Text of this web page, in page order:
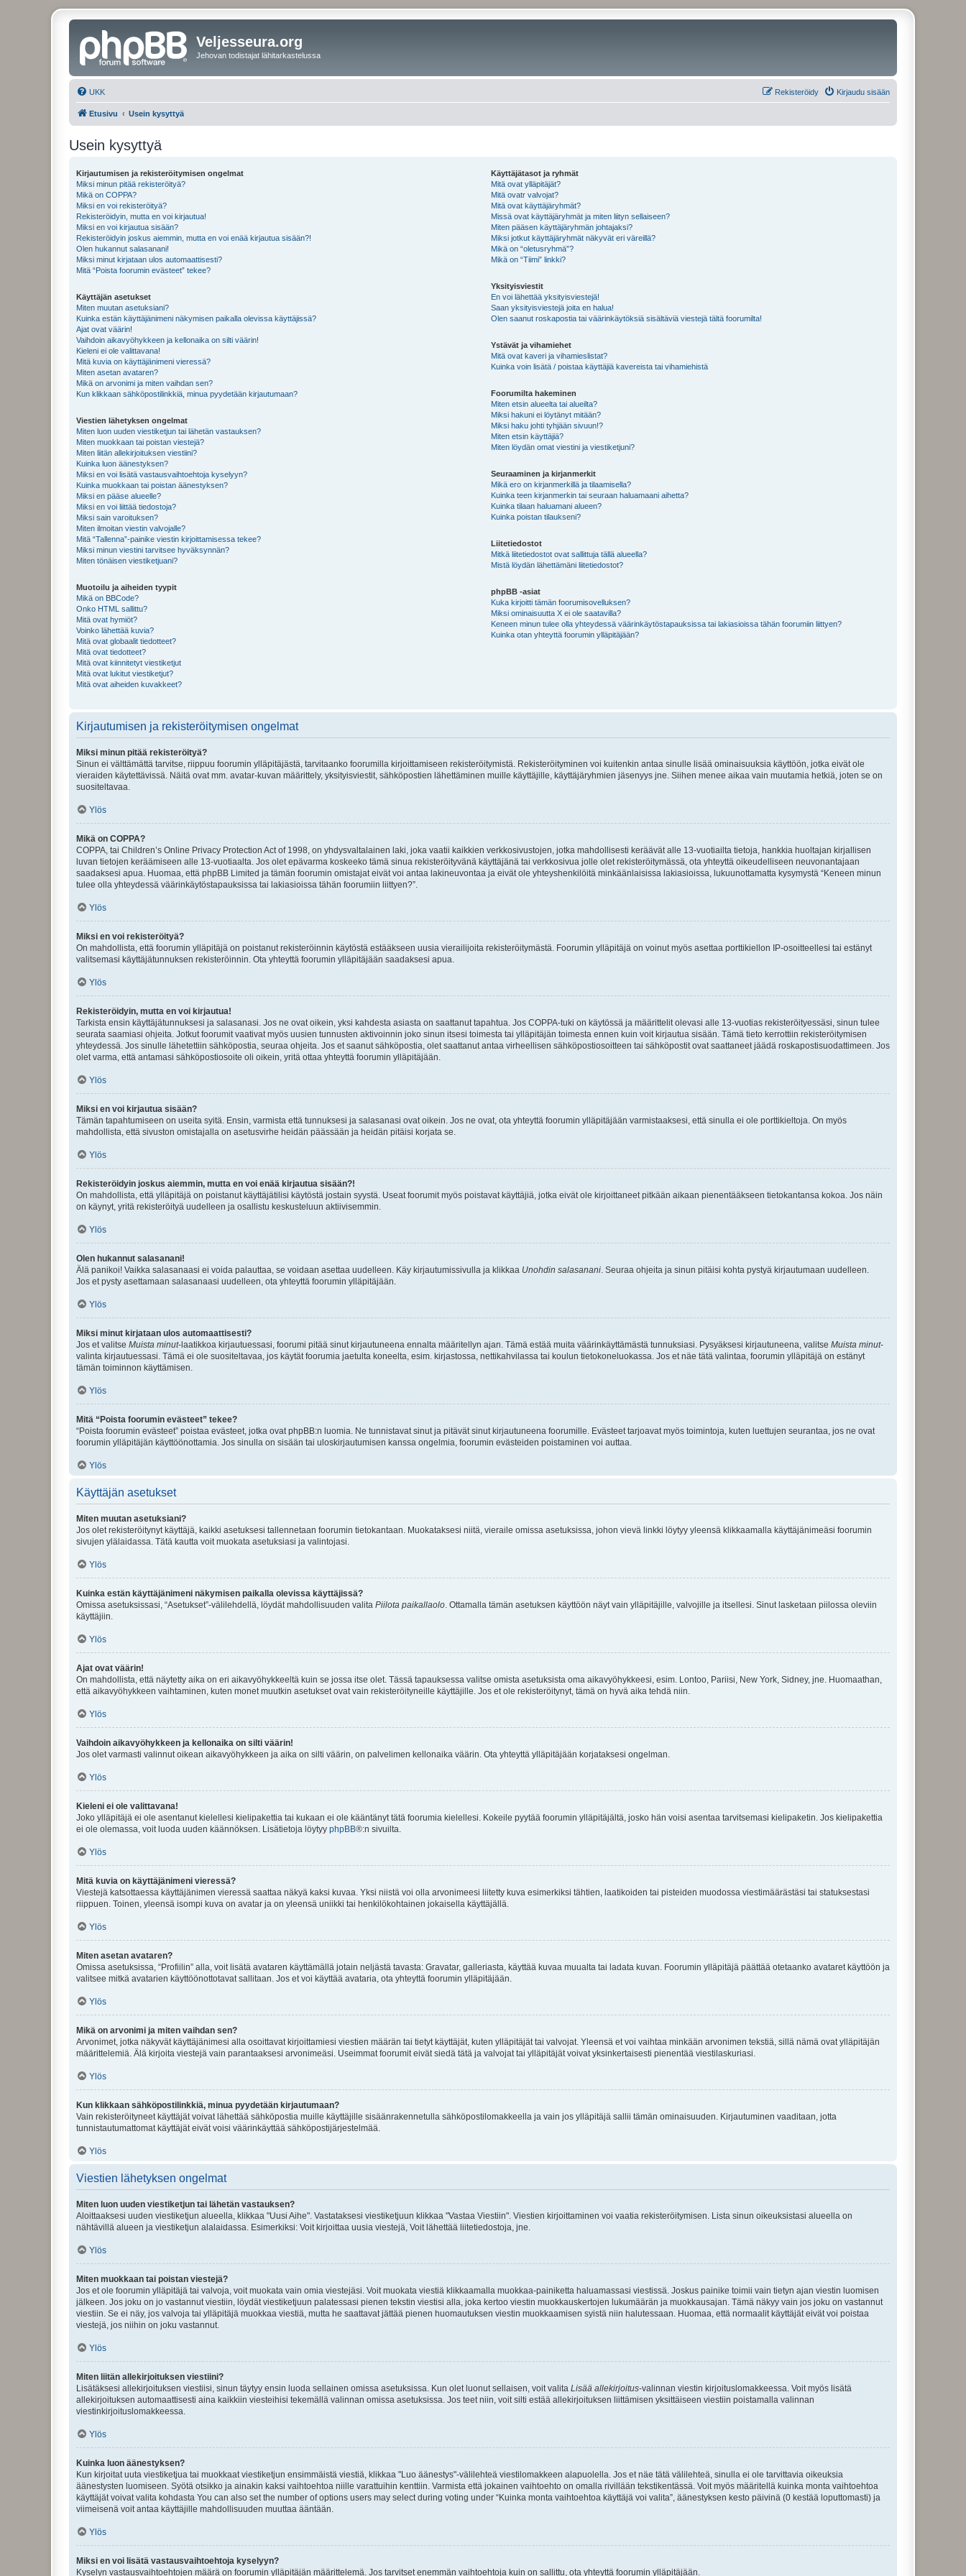
Veljesseura.org
Jehovan todistajat lähitarkastelussa
UKK Kirjaudu sisään
Rekisteröidy
Etusivu Usein kysyttyä
Usein kysyttyä
Kirjautumisen ja rekisteröitymisen ongelmat
Miksi minun pitää rekisteröityä?
Mikä on COPPA?
Miksi en voi rekisteröityä?
Rekisteröidyin, mutta en voi kirjautua!
Miksi en voi kirjautua sisään?
Rekisteröidyin joskus aiemmin, mutta en voi enää kirjautua sisään?!
Olen hukannut salasanani!
Miksi minut kirjataan ulos automaattisesti?
Mitä “Poista foorumin evästeet” tekee?
Käyttäjän asetukset
Miten muutan asetuksiani?
Kuinka estän käyttäjänimeni näkymisen paikalla olevissa käyttäjissä?
Ajat ovat väärin!
Vaihdoin aikavyöhykkeen ja kellonaika on silti väärin!
Kieleni ei ole valittavana!
Mitä kuvia on käyttäjänimeni vieressä?
Miten asetan avataren?
Mikä on arvonimi ja miten vaihdan sen?
Kun klikkaan sähköpostilinkkiä, minua pyydetään kirjautumaan?
Viestien lähetyksen ongelmat
Miten luon uuden viestiketjun tai lähetän vastauksen?
Miten muokkaan tai poistan viestejä?
Miten liitän allekirjoituksen viestiini?
Kuinka luon äänestyksen?
Miksi en voi lisätä vastausvaihtoehtoja kyselyyn?
Kuinka muokkaan tai poistan äänestyksen?
Miksi en pääse alueelle?
Miksi en voi liittää tiedostoja?
Miksi sain varoituksen?
Miten ilmoitan viestin valvojalle?
Mitä “Tallenna”-painike viestin kirjoittamisessa tekee?
Miksi minun viestini tarvitsee hyväksynnän?
Miten tönäisen viestiketjuani?
Muotoilu ja aiheiden tyypit
Mikä on BBCode?
Onko HTML sallittu?
Mitä ovat hymiöt?
Voinko lähettää kuvia?
Mitä ovat globaalit tiedotteet?
Mitä ovat tiedotteet?
Mitä ovat kiinnitetyt viestiketjut
Mitä ovat lukitut viestiketjut?
Mitä ovat aiheiden kuvakkeet?
Käyttäjätasot ja ryhmät
Mitä ovat ylläpitäjät?
Mitä ovatr valvojat?
Mitä ovat käyttäjäryhmät?
Missä ovat käyttäjäryhmät ja miten liityn sellaiseen?
Miten pääsen käyttäjäryhmän johtajaksi?
Miksi jotkut käyttäjäryhmät näkyvät eri väreillä?
Mikä on “oletusryhmä”?
Mikä on “Tiimi” linkki?
Yksityisviestit
En voi lähettää yksityisviestejä!
Saan yksityisviestejä joita en halua!
Olen saanut roskapostia tai väärinkäytöksiä sisältäviä viestejä tältä foorumilta!
Ystävät ja vihamiehet
Mitä ovat kaveri ja vihamieslistat?
Kuinka voin lisätä / poistaa käyttäjiä kavereista tai vihamiehistä
Foorumilta hakeminen
Miten etsin alueelta tai alueilta?
Miksi hakuni ei löytänyt mitään?
Miksi haku johti tyhjään sivuun!?
Miten etsin käyttäjiä?
Miten löydän omat viestini ja viestiketjuni?
Seuraaminen ja kirjanmerkit
Mikä ero on kirjanmerkillä ja tilaamisella?
Kuinka teen kirjanmerkin tai seuraan haluamaani aihetta?
Kuinka tilaan haluamani alueen?
Kuinka poistan tilaukseni?
Liitetiedostot
Mitkä liitetiedostot ovat sallittuja tällä alueella?
Mistä löydän lähettämäni liitetiedostot?
phpBB -asiat
Kuka kirjoitti tämän foorumisovelluksen?
Miksi ominaisuutta X ei ole saatavilla?
Keneen minun tulee olla yhteydessä väärinkäytöstapauksissa tai lakiasioissa tähän foorumiin liittyen?
Kuinka otan yhteyttä foorumin ylläpitäjään?
Kirjautumisen ja rekisteröitymisen ongelmat
Miksi minun pitää rekisteröityä?
Sinun ei välttämättä tarvitse, riippuu foorumin ylläpitäjästä, tarvitaanko foorumilla kirjoittamiseen rekisteröitymistä. Rekisteröityminen voi kuitenkin antaa sinulle lisää ominaisuuksia käyttöön, jotka eivät ole
vieraiden käytettävissä. Näitä ovat mm. avatar-kuvan määrittely, yksityisviestit, sähköpostien lähettäminen muille käyttäjille, käyttäjäryhmien jäsenyys jne. Siihen menee aikaa vain muutamia hetkiä, joten se on
suositeltavaa.
Ylös
Mikä on COPPA?
COPPA, tai Children’s Online Privacy Protection Act of 1998, on yhdysvaltalainen laki, joka vaatii kaikkien verkkosivustojen, jotka mahdollisesti keräävät alle 13-vuotiailta tietoja, hankkia huoltajan kirjallisen
luvan tietojen keräämiseen alle 13-vuotiaalta. Jos olet epävarma koskeeko tämä sinua rekisteröityvänä käyttäjänä tai verkkosivua jolle olet rekisteröitymässä, ota yhteyttä oikeudelliseen neuvonantajaan
saadaksesi apua. Huomaa, että phpBB Limited ja tämän foorumin omistajat eivät voi antaa lakineuvontaa ja eivät ole yhteyshenkilöitä minkäänlaisissa lakiasioissa, lukuunottamatta kysymystä “Keneen minun
tulee olla yhteydessä väärinkäytöstapauksissa tai lakiasioissa tähän foorumiin liittyen?”.
Ylös
Miksi en voi rekisteröityä?
On mahdollista, että foorumin ylläpitäjä on poistanut rekisteröinnin käytöstä estääkseen uusia vierailijoita rekisteröitymästä. Foorumin ylläpitäjä on voinut myös asettaa porttikiellon IP-osoitteellesi tai estänyt
valitsemasi käyttäjätunnuksen rekisteröinnin. Ota yhteyttä foorumin ylläpitäjään saadaksesi apua.
Ylös
Rekisteröidyin, mutta en voi kirjautua!
Tarkista ensin käyttäjätunnuksesi ja salasanasi. Jos ne ovat oikein, yksi kahdesta asiasta on saattanut tapahtua. Jos COPPA-tuki on käytössä ja määrittelit olevasi alle 13-vuotias rekisteröityessäsi, sinun tulee
seurata saamiasi ohjeita. Jotkut foorumit vaativat myös uusien tunnusten aktivoinnin joko sinun itsesi toimesta tai ylläpitäjän toimesta ennen kuin voit kirjautua sisään. Tämä tieto kerrottiin rekisteröitymisen
yhteydessä. Jos sinulle lähetettiin sähköpostia, seuraa ohjeita. Jos et saanut sähköpostia, olet saattanut antaa virheellisen sähköpostiosoitteen tai sähköpostit ovat saattaneet jäädä roskapostisuodattimeen. Jos
olet varma, että antamasi sähköpostiosoite oli oikein, yritä ottaa yhteyttä foorumin ylläpitäjään.
Ylös
Miksi en voi kirjautua sisään?
Tämän tapahtumiseen on useita syitä. Ensin, varmista että tunnuksesi ja salasanasi ovat oikein. Jos ne ovat, ota yhteyttä foorumin ylläpitäjään varmistaaksesi, että sinulla ei ole porttikieltoja. On myös
mahdollista, että sivuston omistajalla on asetusvirhe heidän päässään ja heidän pitäisi korjata se.
Ylös
Rekisteröidyin joskus aiemmin, mutta en voi enää kirjautua sisään?!
On mahdollista, että ylläpitäjä on poistanut käyttäjätilisi käytöstä jostain syystä. Useat foorumit myös poistavat käyttäjiä, jotka eivät ole kirjoittaneet pitkään aikaan pienentääkseen tietokantansa kokoa. Jos näin
on käynyt, yritä rekisteröityä uudelleen ja osallistu keskusteluun aktiivisemmin.
Ylös
Olen hukannut salasanani!
Älä panikoi! Vaikka salasanaasi ei voida palauttaa, se voidaan asettaa uudelleen. Käy kirjautumissivulla ja klikkaa Unohdin salasanani . Seuraa ohjeita ja sinun pitäisi kohta pystyä kirjautumaan uudelleen.
Jos et pysty asettamaan salasanaasi uudelleen, ota yhteyttä foorumin ylläpitäjään.
Ylös
Miksi minut kirjataan ulos automaattisesti?
Jos et valitse Muista minut-laatikkoa kirjautuessasi, foorumi pitää sinut kirjautuneena ennalta määritellyn ajan. Tämä estää muita väärinkäyttämästä tunnuksiasi. Pysyäksesi kirjautuneena, valitse Muista minut-
valinta kirjautuessasi. Tämä ei ole suositeltavaa, jos käytät foorumia jaetulta koneelta, esim. kirjastossa, nettikahvilassa tai koulun tietokoneluokassa. Jos et näe tätä valintaa, foorumin ylläpitäjä on estänyt
tämän toiminnon käyttämisen.
Ylös
Mitä “Poista foorumin evästeet” tekee?
“Poista foorumin evästeet” poistaa evästeet, jotka ovat phpBB:n luomia. Ne tunnistavat sinut ja pitävät sinut kirjautuneena foorumille. Evästeet tarjoavat myös toimintoja, kuten luettujen seurantaa, jos ne ovat
foorumin ylläpitäjän käyttöönottamia. Jos sinulla on sisään tai uloskirjautumisen kanssa ongelmia, foorumin evästeiden poistaminen voi auttaa.
Ylös
Käyttäjän asetukset
Miten muutan asetuksiani?
Jos olet rekisteröitynyt käyttäjä, kaikki asetuksesi tallennetaan foorumin tietokantaan. Muokataksesi niitä, vieraile omissa asetuksissa, johon vievä linkki löytyy yleensä klikkaamalla käyttäjänimeäsi foorumin
sivujen ylälaidassa. Tätä kautta voit muokata asetuksiasi ja valintojasi.
Ylös
Kuinka estän käyttäjänimeni näkymisen paikalla olevissa käyttäjissä?
Omissa asetuksissasi, “Asetukset”-välilehdellä, löydät mahdollisuuden valita Piilota paikallaolo . Ottamalla tämän asetuksen käyttöön näyt vain ylläpitäjille, valvojille ja itsellesi. Sinut lasketaan piilossa oleviin
käyttäjiin.
Ylös
Ajat ovat väärin!
On mahdollista, että näytetty aika on eri aikavyöhykkeeltä kuin se jossa itse olet. Tässä tapauksessa valitse omista asetuksista oma aikavyöhykkeesi, esim. Lontoo, Pariisi, New York, Sidney, jne. Huomaathan,
että aikavyöhykkeen vaihtaminen, kuten monet muutkin asetukset ovat vain rekisteröityneille käyttäjille. Jos et ole rekisteröitynyt, tämä on hyvä aika tehdä niin.
Ylös
Vaihdoin aikavyöhykkeen ja kellonaika on silti väärin!
Jos olet varmasti valinnut oikean aikavyöhykkeen ja aika on silti väärin, on palvelimen kellonaika väärin. Ota yhteyttä ylläpitäjään korjataksesi ongelman.
Ylös
Kieleni ei ole valittavana!
Joko ylläpitäjä ei ole asentanut kielellesi kielipakettia tai kukaan ei ole kääntänyt tätä foorumia kielellesi. Kokeile pyytää foorumin ylläpitäjältä, josko hän voisi asentaa tarvitsemasi kielipaketin. Jos kielipakettia
ei ole olemassa, voit luoda uuden käännöksen. Lisätietoja löytyy phpBB®:n sivuilta.
Ylös
Mitä kuvia on käyttäjänimeni vieressä?
Viestejä katsottaessa käyttäjänimen vieressä saattaa näkyä kaksi kuvaa. Yksi niistä voi olla arvonimeesi liitetty kuva esimerkiksi tähtien, laatikoiden tai pisteiden muodossa viestimäärästäsi tai statuksestasi
riippuen. Toinen, yleensä isompi kuva on avatar ja on yleensä uniikki tai henkilökohtainen jokaisella käyttäjällä.
Ylös
Miten asetan avataren?
Omissa asetuksissa, “Profiilin” alla, voit lisätä avataren käyttämällä jotain neljästä tavasta: Gravatar, galleriasta, käyttää kuvaa muualta tai ladata kuvan. Foorumin ylläpitäjä päättää otetaanko avataret käyttöön ja
valitsee mitkä avatarien käyttöönottotavat sallitaan. Jos et voi käyttää avataria, ota yhteyttä foorumin ylläpitäjään.
Ylös
Mikä on arvonimi ja miten vaihdan sen?
Arvonimet, jotka näkyvät käyttäjänimesi alla osoittavat kirjoittamiesi viestien määrän tai tietyt käyttäjät, kuten ylläpitäjät tai valvojat. Yleensä et voi vaihtaa minkään arvonimen tekstiä, sillä nämä ovat ylläpitäjän
määrittelemiä. Älä kirjoita viestejä vain parantaaksesi arvonimeäsi. Useimmat foorumit eivät siedä tätä ja valvojat tai ylläpitäjät voivat yksinkertaisesti pienentää viestilaskuriasi.
Ylös
Kun klikkaan sähköpostilinkkiä, minua pyydetään kirjautumaan?
Vain rekisteröityneet käyttäjät voivat lähettää sähköpostia muille käyttäjille sisäänrakennetulla sähköpostilomakkeella ja vain jos ylläpitäjä sallii tämän ominaisuuden. Kirjautuminen vaaditaan, jotta
tunnistautumattomat käyttäjät eivät voisi väärinkäyttää sähköpostijärjestelmää.
Ylös
Viestien lähetyksen ongelmat
Miten luon uuden viestiketjun tai lähetän vastauksen?
Aloittaaksesi uuden viestiketjun alueella, klikkaa "Uusi Aihe". Vastataksesi viestiketjuun klikkaa "Vastaa Viestiin". Viestien kirjoittaminen voi vaatia rekisteröitymisen. Lista sinun oikeuksistasi alueella on
nähtävillä alueen ja viestiketjun alalaidassa. Esimerkiksi: Voit kirjoittaa uusia viestejä, Voit lähettää liitetiedostoja, jne.
Ylös
Miten muokkaan tai poistan viestejä?
Jos et ole foorumin ylläpitäjä tai valvoja, voit muokata vain omia viestejäsi. Voit muokata viestiä klikkaamalla muokkaa-painiketta haluamassasi viestissä. Joskus painike toimii vain tietyn ajan viestin luomisen
jälkeen. Jos joku on jo vastannut viestiin, löydät viestiketjuun palatessasi pienen tekstin viestisi alla, joka kertoo viestin muokkauskertojen lukumäärän ja muokkausajan. Tämä näkyy vain jos joku on vastannut
viestiin. Se ei näy, jos valvoja tai ylläpitäjä muokkaa viestiä, mutta he saattavat jättää pienen huomautuksen viestin muokkaamisen syistä niin halutessaan. Huomaa, että normaalit käyttäjät eivät voi poistaa
viestejä, jos niihin on joku vastannut.
Ylös
Miten liitän allekirjoituksen viestiini?
Lisätäksesi allekirjoituksen viestiisi, sinun täytyy ensin luoda sellainen omissa asetuksissa. Kun olet luonut sellaisen, voit valita Lisää allekirjoitus-valinnan viestin kirjoituslomakkeessa. Voit myös lisätä
allekirjoituksen automaattisesti aina kaikkiin viesteihisi tekemällä valinnan omissa asetuksissa. Jos teet niin, voit silti estää allekirjoituksen liittämisen yksittäiseen viestiin poistamalla valinnan
viestinkirjoituslomakkeessa.
Ylös
Kuinka luon äänestyksen?
Kun kirjoitat uuta viestiketjua tai muokkaat viestiketjun ensimmäistä viestiä, klikkaa "Luo äänestys"-välilehteä viestilomakkeen alapuolella. Jos et näe tätä välilehteä, sinulla ei ole tarvittavia oikeuksia
äänestysten luomiseen. Syötä otsikko ja ainakin kaksi vaihtoehtoa niille varattuihin kenttiin. Varmista että jokainen vaihtoehto on omalla rivillään tekstikentässä. Voit myös määritellä kuinka monta vaihtoehtoa
käyttäjät voivat valita kohdasta You can also set the number of options users may select during voting under “Kuinka monta vaihtoehtoa käyttäjä voi valita”, äänestyksen kesto päivinä (0 kestää loputtomasti) ja
viimeisenä voit antaa käyttäjille mahdollisuuden muuttaa ääntään.
Ylös
Miksi en voi lisätä vastausvaihtoehtoja kyselyyn?
Kyselyn vastausvaihtoehtojen määrä on foorumin ylläpitäjän määrittelemä. Jos tarvitset enemmän vaihtoehtoja kuin on sallittu, ota yhteyttä foorumin ylläpitäjään.